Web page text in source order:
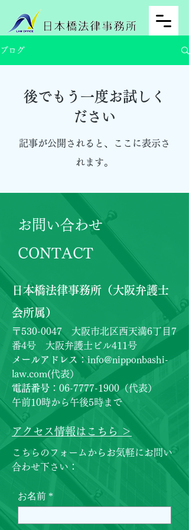
ブログ
後でもう一度お試しく
ださい
記事が公開されると、ここに表示さ
れます。
​お問い合わせ
CONTACT
​日本橋法律事務所（大阪弁護士
会所属）
〒530-0047 大阪市北区西天満6丁目7
番4号 大阪弁護士ビル411号
メールアドレス ： info@nipponbashi-
law.com(代表）
電話番号 ：06-7777-1900（代表）
​午前10時から午後5時まで
アクセス情報はこちら ＞
こちらのフォームからお気軽にお問い
合わせ下さい：
お名前